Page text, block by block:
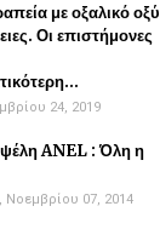
με οξαλικό οξύ
Οι επιστήμονες
24, 2019
ANEL : Όλη η
07, 2014